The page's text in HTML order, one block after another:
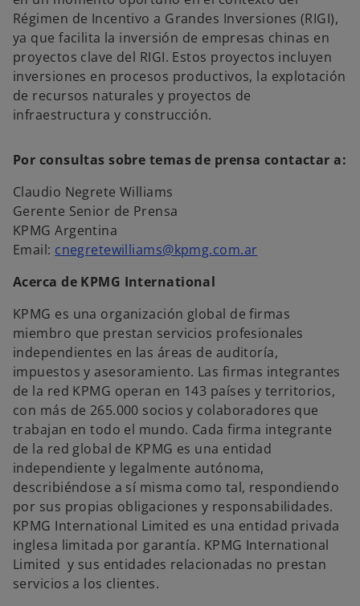
Régimen de Incentivo a Grandes Inversiones (RIGI),
ya que facilita la inversión de empresas chinas en
proyectos clave del RIGI. Estos proyectos incluyen
inversiones en procesos productivos, la explotación
de recursos naturales y proyectos de
infraestructura y construcción.
Por consultas sobre temas de prensa contactar a:
Claudio Negrete Williams
Gerente Senior de Prensa
KPMG Argentina
Email: cnegretewilliams@kpmg.com.ar
Acerca de KPMG International
KPMG es una organización global de firmas
miembro que prestan servicios profesionales
independientes en las áreas de auditoría,
impuestos y asesoramiento. Las firmas integrantes
de la red KPMG operan en 143 países y territorios,
con más de 265.000 socios y colaboradores que
trabajan en todo el mundo. Cada firma integrante
de la red global de KPMG es una entidad
independiente y legalmente autónoma,
describiéndose a sí misma como tal, respondiendo
por sus propias obligaciones y responsabilidades.
KPMG International Limited es una entidad privada
inglesa limitada por garantía. KPMG International
Limited y sus entidades relacionadas no prestan
servicios a los clientes.